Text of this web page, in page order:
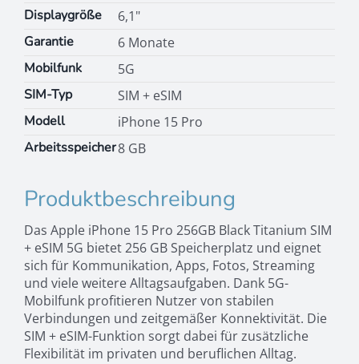
Displaygröße
6,1"
Garantie
6 Monate
Mobilfunk
5G
SIM-Typ
SIM + eSIM
Modell
iPhone 15 Pro
Arbeitsspeicher8 GB
Produktbeschreibung
Das Apple iPhone 15 Pro 256GB Black Titanium SIM
+ eSIM 5G bietet 256 GB Speicherplatz und eignet
sich für Kommunikation, Apps, Fotos, Streaming
und viele weitere Alltagsaufgaben. Dank 5G-
Mobilfunk profitieren Nutzer von stabilen
Verbindungen und zeitgemäßer Konnektivität. Die
SIM + eSIM-Funktion sorgt dabei für zusätzliche
Flexibilität im privaten und beruflichen Alltag.